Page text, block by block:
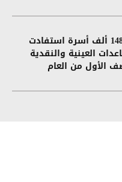
أكثر من 148 ألف أسرة استفادت
العينية والنقدية
الأول من العام